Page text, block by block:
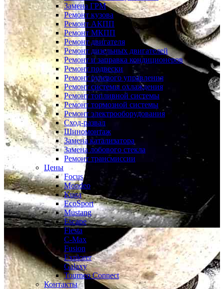
Замена ГРМ
Ремонт кузова
Ремонт АКПП
Ремонт МКПП
Ремонт двигателя
Ремонт дизельных двигателей
Ремонт и заправка кондиционеров
Ремонт подвески
Ремонт рулевого управления
Ремонт системы охлаждения
Ремонт топливной системы
Ремонт тормозной системы
Ремонт электрооборудования
Сход-развал
Шиномонтаж
Замена катализатора
Замена лобового стекла
Ремонт трансмиссии
Цены
Focus
Mondeo
Kuga
EcoSport
Mustang
Escape
Fiesta
C-Max
Fusion
Explorer
Galaxy
Tourneo Connect
Контакты